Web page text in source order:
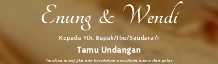
Enung & Wendi
AHAD, 30 JUNI 2024
Enung & Wendi
Kepada Yth. Bapak/Ibu/Saudara/i
Tamu Undangan
*mohon maaf jika ada kesalahan penulisan nama dan gelar